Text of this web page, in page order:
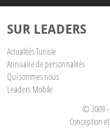
SUR LEADERS
Actualités Tunisie
Annuaire de personnalités
Qui sommes nous
Leaders Mobile
© 2009 -
Conception